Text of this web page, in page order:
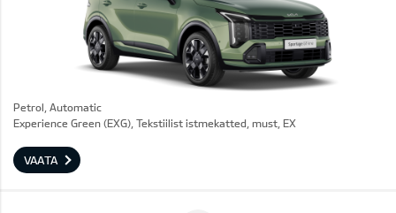
Petrol, Automatic
Experience Green (EXG), Tekstiilist istmekatted, must, EX
VAATA